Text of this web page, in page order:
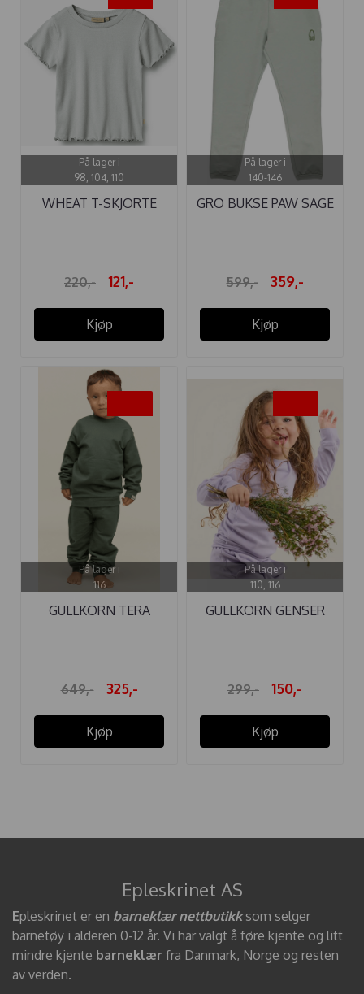
På lager i
98, 104, 110
WHEAT T-SKJORTE
220,- 121,-
Kjøp
På lager i
140-146
GRO BUKSE PAW SAGE
599,- 359,-
Kjøp
På lager i
116
GULLKORN TERA
649,- 325,-
Kjøp
På lager i
110, 116
GULLKORN GENSER
299,- 150,-
Kjøp
Epleskrinet AS
Epleskrinet er en barneklær nettbutikksom selger
barnetøy i alderen 0-12 år. Vi har valgt å føre kjente og litt
mindre kjente barneklær fra Danmark, Norge og resten
av verden.